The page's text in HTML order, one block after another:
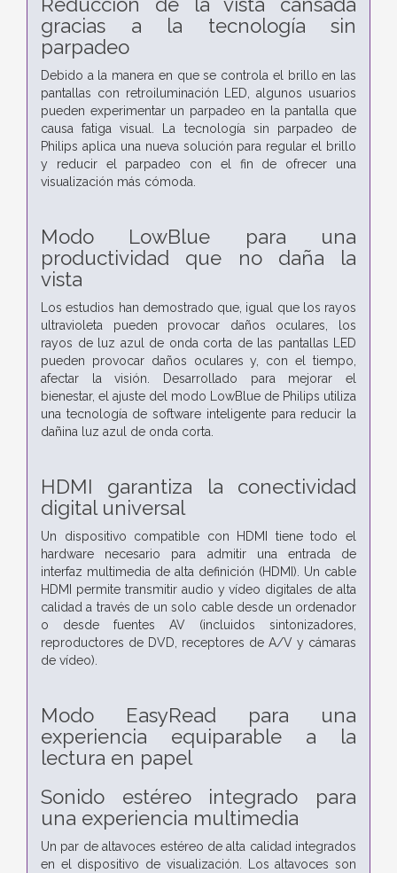
gracias a la tecnología sin
parpadeo
Debido a la manera en que se controla el brillo en las
pantallas con retroiluminación LED, algunos usuarios
pueden experimentar un parpadeo en la pantalla que
causa fatiga visual. La tecnología sin parpadeo de
Philips aplica una nueva solución para regular el brillo
y reducir el parpadeo con el fin de ofrecer una
visualización más cómoda.
Modo LowBlue para una
productividad que no daña la
vista
Los estudios han demostrado que, igual que los rayos
ultravioleta pueden provocar daños oculares, los
rayos de luz azul de onda corta de las pantallas LED
pueden provocar daños oculares y, con el tiempo,
afectar la visión. Desarrollado para mejorar el
bienestar, el ajuste del modo LowBlue de Philips utiliza
una tecnología de software inteligente para reducir la
dañina luz azul de onda corta.
HDMI garantiza la conectividad
digital universal
Un dispositivo compatible con HDMI tiene todo el
hardware necesario para admitir una entrada de
interfaz multimedia de alta definición (HDMI). Un cable
HDMI permite transmitir audio y vídeo digitales de alta
calidad a través de un solo cable desde un ordenador
o desde fuentes AV (incluidos sintonizadores,
reproductores de DVD, receptores de A/V y cámaras
de vídeo).
Modo EasyRead para una
experiencia equiparable a la
lectura en papel
Sonido estéreo integrado para
una experiencia multimedia
Un par de altavoces estéreo de alta calidad integrados
en el dispositivo de visualización. Los altavoces son